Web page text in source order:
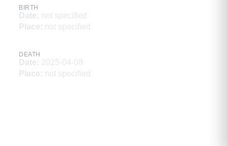
BIRTH
Date: not specified
Place: not specified
DEATH
Date: 2025-04-08
Place: not specified